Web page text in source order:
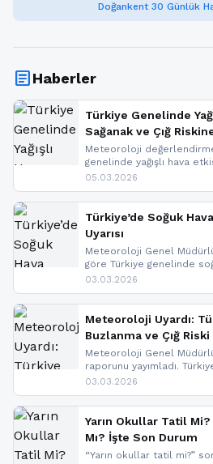
Doğankent 30 Günlük
articleHaberler
Türkiye Genelinde
Sağanak ve Çığ
Meteoroloji
genelinde yağışlı hava
bölgelerinde kar yağışı
ise çığ tehlikesi
nedeniyle görüş
yaşanabileceği belirtiliyor.
05.03.2026
Türkiye’de Soğuk Hava
Uyarısı
Meteoroloji Genel
göre Türkiye genelinde
oluyor. Birçok il için kar
03.03.2026
Meteoroloji Uyardı:
Buzlanma ve Çığ Riski
Meteoroloji Genel
raporunu yayımladı.
ve don beklenirken Doğu
yapıldı. İşte son dakika
03.03.2026
Yarın Okullar Tatil
Mı? İşte Son Durum
“Yarın okullar tatil mi?”